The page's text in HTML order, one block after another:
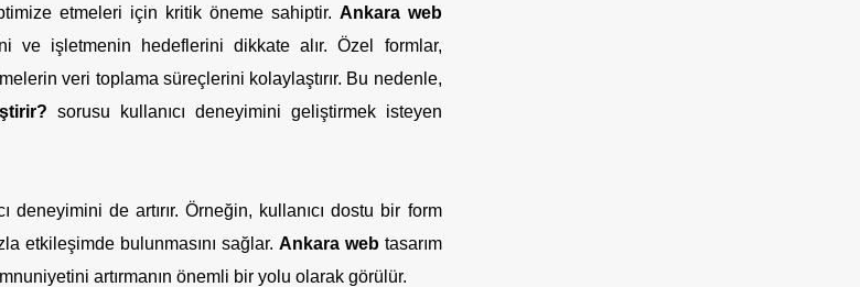
etmeleri için kritik öneme sahiptir. Ankara web
ve işletmenin hedeflerini dikkate alır. Özel formlar,
veri toplama süreçlerini kolaylaştırır. Bu nedenle,
sorusu kullanıcı deneyimini geliştirmek isteyen
de artırır. Örneğin, kullanıcı dostu bir form
etkileşimde bulunmasını sağlar. Ankara webtasarım
artırmanın önemli bir yolu olarak görülür.